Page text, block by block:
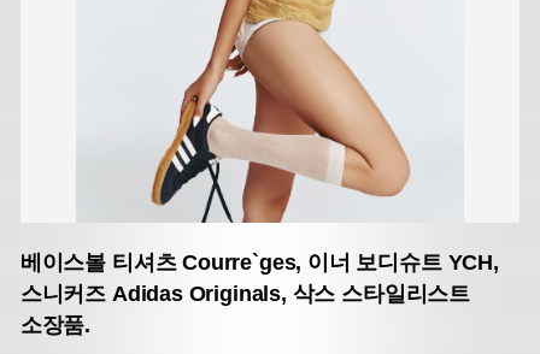
베이스볼 티셔츠 Courre`ges, 이너 보디슈트 YCH,
스니커즈 Adidas Originals, 삭스 스타일리스트
소장품.